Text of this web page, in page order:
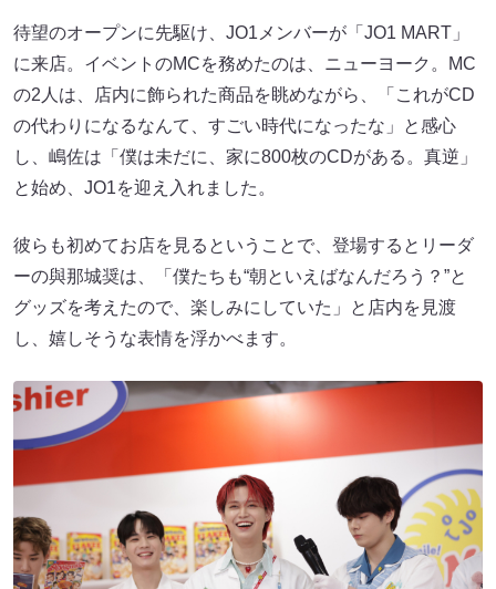
待望のオープンに先駆け、JO1メンバーが「JO1 MART」
に来店。イベントのMCを務めたのは、ニューヨーク。MC
の2人は、店内に飾られた商品を眺めながら、「これがCD
の代わりになるなんて、すごい時代になったな」と感心
し、嶋佐は「僕は未だに、家に800枚のCDがある。真逆」
と始め、JO1を迎え入れました。
彼らも初めてお店を見るということで、登場するとリーダ
ーの與那城奨は、「僕たちも“朝といえばなんだろう？”と
グッズを考えたので、楽しみにしていた」と店内を見渡
し、嬉しそうな表情を浮かべます。